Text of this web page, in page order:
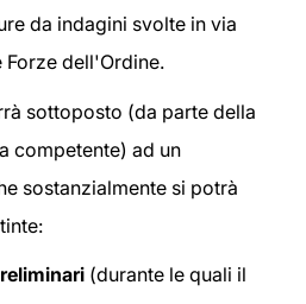
da indagini svolte in via
Forze dell'Ordine.
sottoposto (da parte della
competente) ad un
sostanzialmente si potrà
(durante le quali il